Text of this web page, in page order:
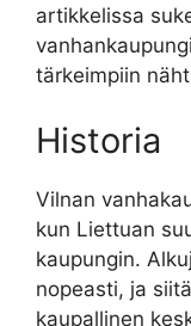
artikkelissa
tärkeimpiin
Historia
Vilnan
kun Liettuan
kaupungin.
nopeasti, ja
kaupallinen